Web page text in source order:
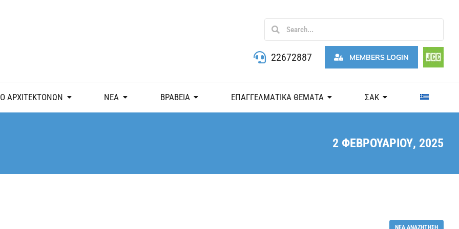
22672887 MEMBERS LOGIN
ΑΡΧΙΤΕΚΤΟΝΩΝ ΝΕΑ ΒΡΑΒΕΙΑ ΕΠΑΓΓΕΛΜΑΤΙΚΑ ΘΕΜΑΤΑ ΣΑΚ
2 ΦΕΒΡΟΥΑΡΊΟΥ, 2025
ΝΈΑ ΑΝΑΖΉΤΗΣΗ